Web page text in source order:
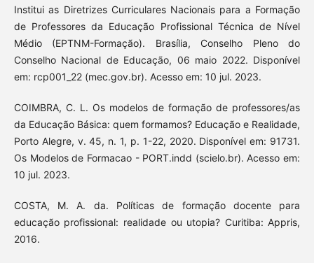
Institui as Diretrizes Curriculares Nacionais para a Formação
de Professores da Educação Profissional Técnica de Nível
Médio (EPTNM-Formação). Brasília, Conselho Pleno do
Conselho Nacional de Educação, 06 maio 2022. Disponível
em: rcp001_22 (mec.gov.br). Acesso em: 10 jul. 2023.
COIMBRA, C. L. Os modelos de formação de professores/as
da Educação Básica: quem formamos? Educação e Realidade,
Porto Alegre, v. 45, n. 1, p. 1-22, 2020. Disponível em: 91731.
Os Modelos de Formacao - PORT.indd (scielo.br). Acesso em:
10 jul. 2023.
COSTA, M. A. da. Políticas de formação docente para
educação profissional: realidade ou utopia? Curitiba: Appris,
2016.